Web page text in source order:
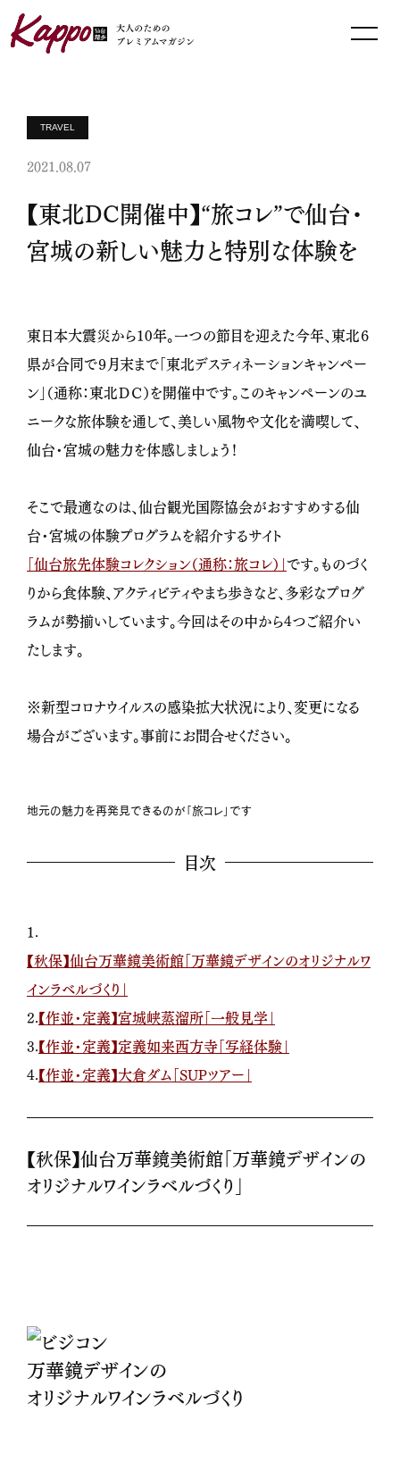
TRAVEL
2021.08.07
【東北DC開催中】“旅コレ”で仙台・
宮城の新しい魅力と特別な体験を
東日本大震災から10年。一つの節目を迎えた今年、東北６
県が合同で９月末まで「東北デスティネーションキャンペー
ン」（通称：東北ＤＣ）を開催中です。このキャンペーンのユ
ニークな旅体験を通して、美しい風物や文化を満喫して、
仙台・宮城の魅力を体感しましょう！
そこで最適なのは、仙台観光国際協会がおすすめする仙
台・宮城の体験プログラムを紹介するサイト
「仙台旅先体験コレクション（通称：旅コレ）」です。ものづく
りから食体験、アクティビティやまち歩きなど、多彩なプログ
ラムが勢揃いしています。今回はその中から4つご紹介い
たします。
※新型コロナウイルスの感染拡大状況により、変更になる
場合がございます。事前にお問合せください。
地元の魅力を再発見できるのが「旅コレ」です
目次
1.
【秋保】仙台万華鏡美術館「万華鏡デザインのオリジナルワ
インラベルづくり」
2.【作並・定義】宮城峡蒸溜所「一般見学」
3.【作並・定義】定義如来西方寺「写経体験」
4.【作並・定義】大倉ダム「SUPツアー」
【秋保】仙台万華鏡美術館「万華鏡デザインの
オリジナルワインラベルづくり」
万華鏡デザインの
オリジナルワインラベルづくり